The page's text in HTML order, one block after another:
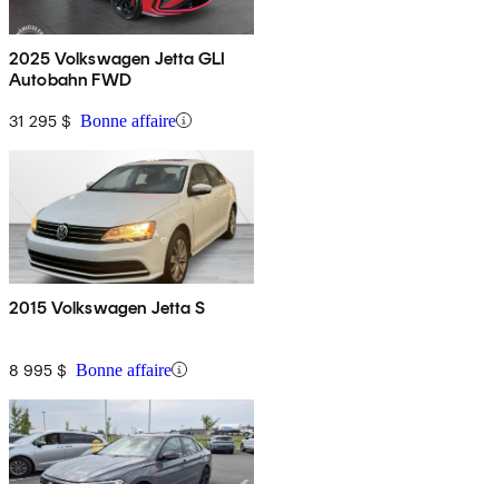
2025 Volkswagen Jetta GLI
Autobahn FWD
31 295 $ Bonne affaire
2015 Volkswagen Jetta S
8 995 $ Bonne affaire